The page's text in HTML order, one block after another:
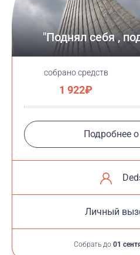
"Поднял себя ,
cобрано средств
1 922₽
Подробнее
Личный
Собрать до 01